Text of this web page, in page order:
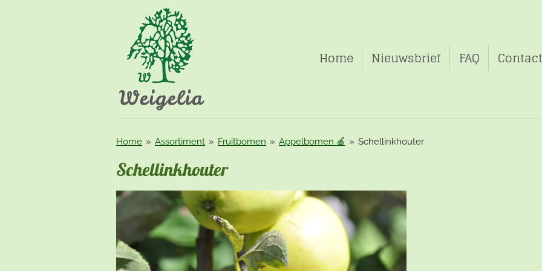
Home Nieuwsbrief FAQ Contact
Home » Assortiment » Fruitbomen » Appelbomen 🍎 » Schellinkhouter
Schellinkhouter